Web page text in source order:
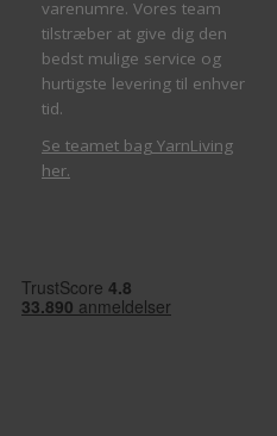
varenumre. Vores team
tilstræber at give dig den
bedst mulige service og
hurtigste levering til enhver
tid.
Se teamet bag YarnLiving
her.